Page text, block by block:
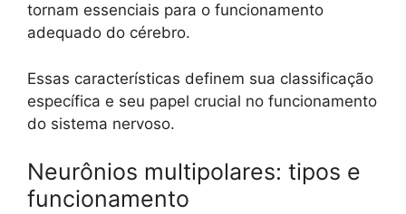
tornam essenciais para o funcionamento
adequado do cérebro.
Essas características definem sua classificação
específica e seu papel crucial no funcionamento
do sistema nervoso.
Neurônios multipolares: tipos e
funcionamento